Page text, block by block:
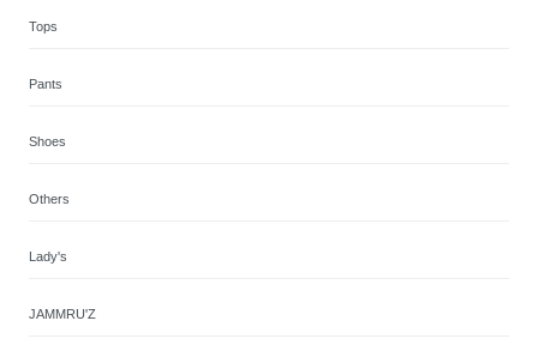
Tops
Pants
Shoes
Others
Lady's
JAMMRU'Z